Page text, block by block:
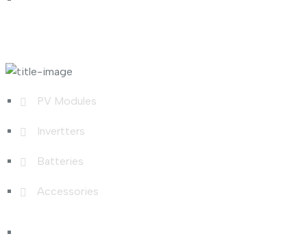
PV Modules
Invertters
Batteries
Accessories